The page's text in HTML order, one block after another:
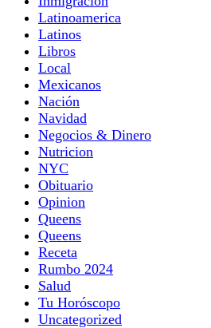
Latinoamerica
Latinos
Libros
Local
Mexicanos
Nación
Navidad
Negocios & Dinero
Nutricion
NYC
Obituario
Opinion
Queens
Queens
Receta
Rumbo 2024
Salud
Tu Horóscopo
Uncategorized